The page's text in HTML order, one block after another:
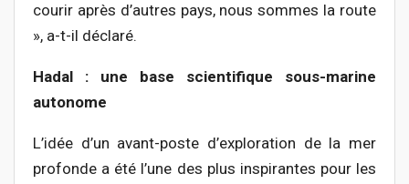
courir après d’autres pays, nous sommes la route
», a-t-il déclaré.
Hadal : une base scientifique sous-marine
autonome
L’idée d’un avant-poste d’exploration de la mer
profonde a été l’une des plus inspirantes pour les